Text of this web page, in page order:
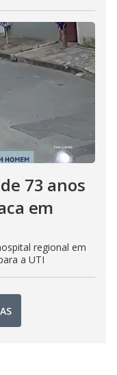
73 anos
em
regional em
a UTI